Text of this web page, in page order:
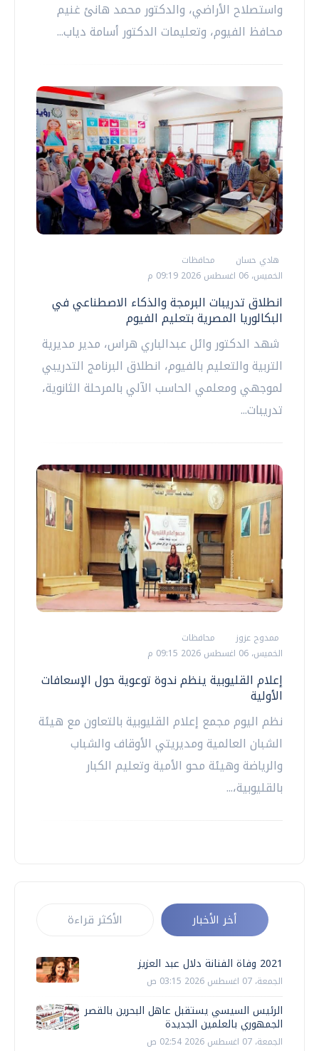
واستصلاح الأراضي، والدكتور محمد هانئ غنيم
محافظ الفيوم، وتعليمات الدكتور أسامة دياب...
هادي حسان
محافظات
الخميس، 06 اغسطس 2026 09:19 م
انطلاق تدريبات البرمجة والذكاء الاصطناعي في
البكالوريا المصرية بتعليم الفيوم
شهد الدكتور وائل عبدالباري هراس، مدير مديرية
التربية والتعليم بالفيوم، انطلاق البرنامج التدريبي
لموجهي ومعلمي الحاسب الآلي بالمرحلة الثانوية،
تدريبات...
ممدوح عزوز
محافظات
الخميس، 06 اغسطس 2026 09:15 م
إعلام القليوبية ينظم ندوة توعوية حول الإسعافات
الأولية
نظم اليوم مجمع إعلام القليوبية بالتعاون مع هيئة
الشبان العالمية ومديريتي الأوقاف والشباب
والرياضة وهيئة محو الأمية وتعليم الكبار
بالقليوبية،...
أخر الأخبار الأكثر قراءة
2021 وفاة الفنانة دلال عبد العزيز
الجمعة، 07 اغسطس 2026 03:15 ص
الرئيس السيسي يستقبل عاهل البحرين بالقصر
الجمهوري بالعلمين الجديدة
الجمعة، 07 اغسطس 2026 02:54 ص